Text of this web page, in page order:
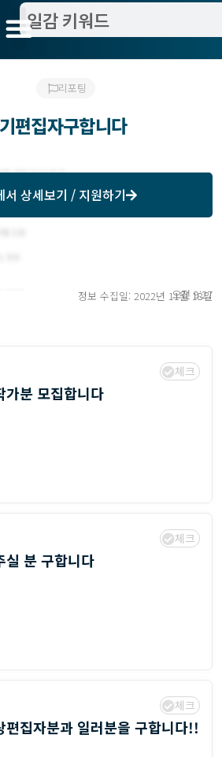
리포팅
편집자구합니다
서 상세보기 / 지원하기
정보 수집일: 2022년 11월 18일
오전 9:27
체크
가분 모집합니다
체크
실 분 구합니다
체크
편집자분과 일러분을 구합니다!!